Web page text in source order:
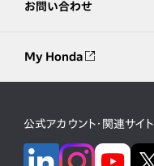
お問い合わせ
My Honda
公式アカウント・関連サイト